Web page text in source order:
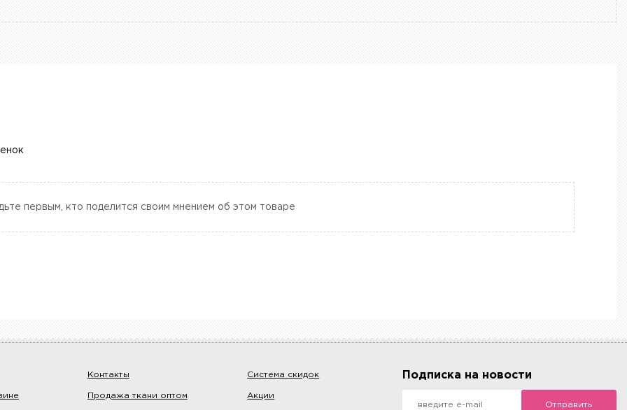
первым, кто поделится своим мнением об этом товаре
Контакты
Продажа ткани оптом
Система скидок
Акции
Подписка на новости
Отправить